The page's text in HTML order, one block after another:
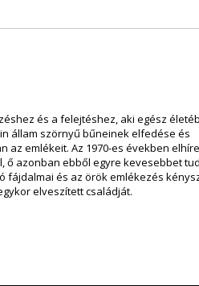
és a felejtéshez, aki egész
állam szörnyű bűneinek elfedése és
az emlékeit. Az 1970-es években
ő azonban ebből egyre kevesebbet tud
fájdalmai és az örök emlékezés
elveszített családját.